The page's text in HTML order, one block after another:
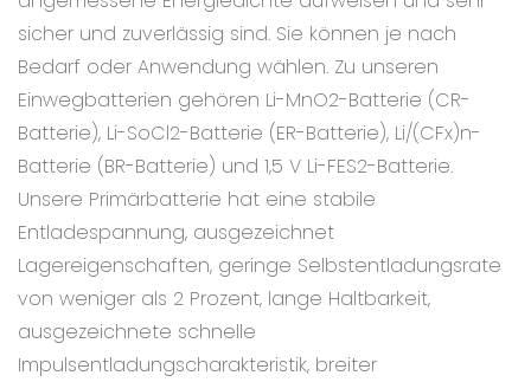
sicher und zuverlässig sind. Sie können je nach
Bedarf oder Anwendung wählen. Zu unseren
Einwegbatterien gehören Li-MnO2-Batterie (CR-
Batterie), Li-SoCl2-Batterie (ER-Batterie), Li/(CFx)n-
Batterie (BR-Batterie) und 1,5 V Li-FES2-Batterie.
Unsere Primärbatterie hat eine stabile
Entladespannung, ausgezeichnet
Lagereigenschaften, geringe Selbstentladungsrate
von weniger als 2 Prozent, lange Haltbarkeit,
ausgezeichnete schnelle
Impulsentladungscharakteristik, breiter